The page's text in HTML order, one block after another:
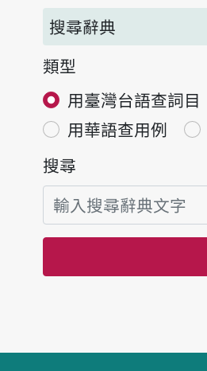
搜尋辭典
類型
用臺灣台語查詞目
用華語查用例
搜尋